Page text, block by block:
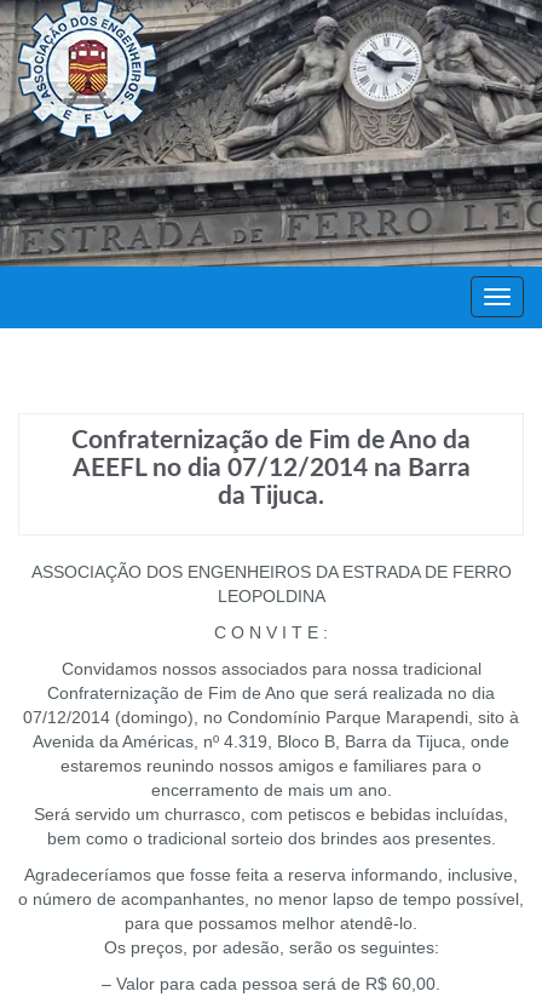
Confraternização de Fim de Ano da
AEEFL no dia 07/12/2014 na Barra
da Tijuca.
ASSOCIAÇÃO DOS ENGENHEIROS DA ESTRADA DE FERRO
LEOPOLDINA
C O N V I T E :
Convidamos nossos associados para nossa tradicional
Confraternização de Fim de Ano que será realizada no dia
07/12/2014 (domingo), no Condomínio Parque Marapendi, sito à
Avenida da Américas, nº 4.319, Bloco B, Barra da Tijuca, onde
estaremos reunindo nossos amigos e familiares para o
encerramento de mais um ano.
Será servido um churrasco, com petiscos e bebidas incluídas,
bem como o tradicional sorteio dos brindes aos presentes.
Agradeceríamos que fosse feita a reserva informando, inclusive,
o número de acompanhantes, no menor lapso de tempo possível,
para que possamos melhor atendê-lo.
Os preços, por adesão, serão os seguintes:
– Valor para cada pessoa será de R$ 60,00.